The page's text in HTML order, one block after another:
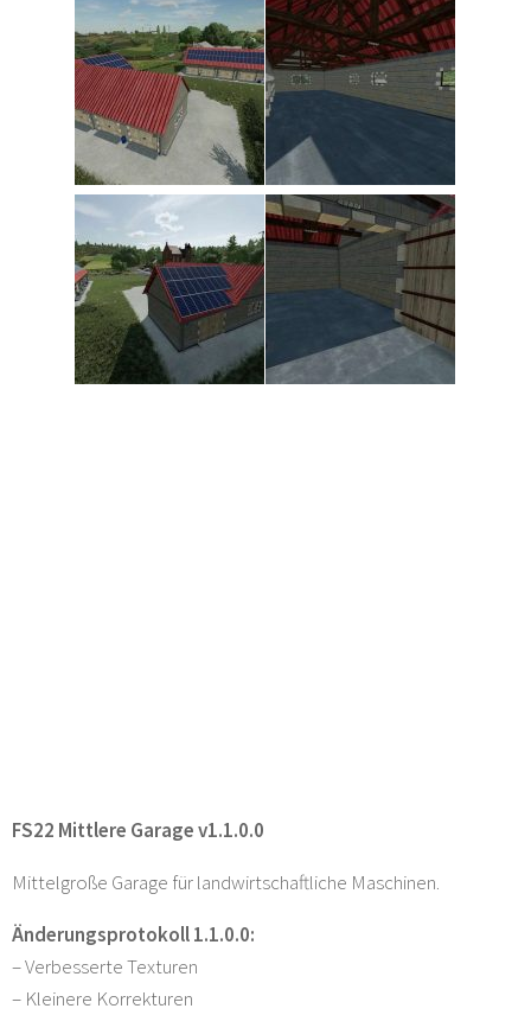
FS22 Mittlere Garage v1.1.0.0
Mittelgroße Garage für landwirtschaftliche Maschinen.
Änderungsprotokoll 1.1.0.0:
– Verbesserte Texturen
– Kleinere Korrekturen